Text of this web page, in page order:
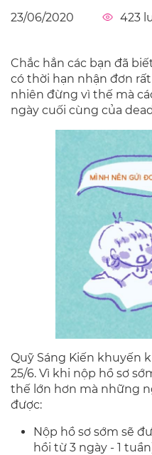
23/06/2020 423
Chắc hẳn các bạn đã
có thời hạn nhận đơn rất
nhiên đừng vì thế mà
ngày cuối cùng của
Quỹ Sáng Kiến khuyến
25/6. Vì khi nộp hồ sơ
thế lớn hơn mà những
được:
Nộp hồ sơ sớm sẽ
hồi từ 3 ngày - 1